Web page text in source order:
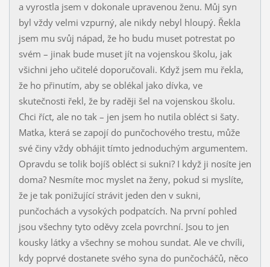
a vyrostla jsem v dokonale upravenou ženu. Můj syn
byl vždy velmi vzpurný, ale nikdy nebyl hloupý. Řekla
jsem mu svůj nápad, že ho budu muset potrestat po
svém – jinak bude muset jít na vojenskou školu, jak
všichni jeho učitelé doporučovali. Když jsem mu řekla,
že ho přinutím, aby se oblékal jako dívka, ve
skutečnosti řekl, že by raději šel na vojenskou školu.
Chci říct, ale no tak – jen jsem ho nutila obléct si šaty.
Matka, která se zapojí do punčochového trestu, může
své činy vždy obhájit tímto jednoduchým argumentem.
Opravdu se tolik bojíš obléct si sukni? I když ji nosíte jen
doma? Nesmíte moc myslet na ženy, pokud si myslíte,
že je tak ponižující strávit jeden den v sukni,
punčochách a vysokých podpatcích. Na první pohled
jsou všechny tyto oděvy zcela povrchní. Jsou to jen
kousky látky a všechny se mohou sundat. Ale ve chvíli,
kdy poprvé dostanete svého syna do punčocháčů, něco